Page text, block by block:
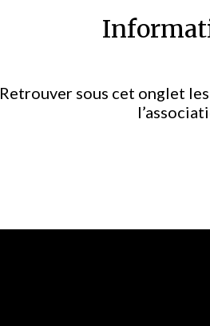
Retrouver sous cet onglet